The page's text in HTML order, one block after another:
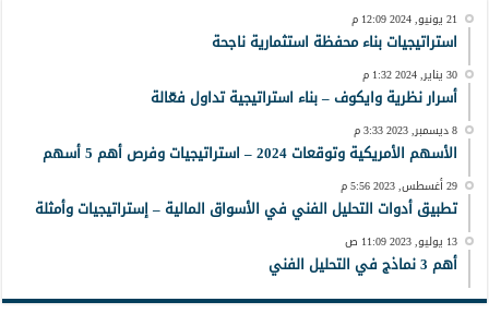
21 يونيو, 2024 12:09 م
استراتيجيات بناء محفظة استثمارية ناجحة
30 يناير, 2024 1:32 م
أسرار نظرية وايكوف – بناء استراتيجية تداول فعّالة
8 ديسمبر, 2023 3:33 م
الأسهم الأمريكية وتوقعات 2024 – استراتيجيات وفرص أهم 5 أسهم
29 أغسطس, 2023 5:56 م
تطبيق أدوات التحليل الفني في الأسواق المالية – إستراتيجيات وأمثلة
13 يوليو, 2023 11:09 ص
أهم 3 نماذج في التحليل الفني